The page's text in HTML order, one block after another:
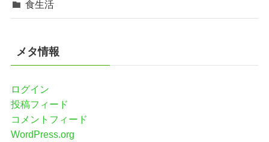
食生活
メタ情報
ログイン
投稿フィード
コメントフィード
WordPress.org